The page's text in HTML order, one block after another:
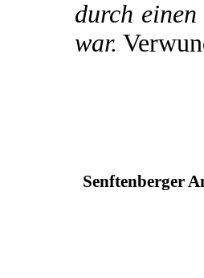
durch
war.
Senftenberger